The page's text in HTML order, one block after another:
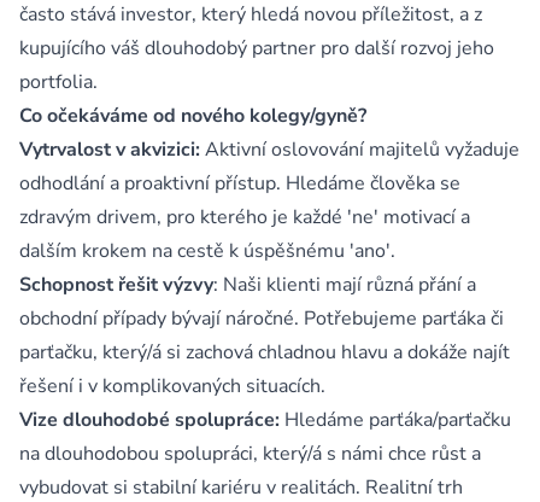
často stává investor, který hledá novou příležitost, a z
kupujícího váš dlouhodobý partner pro další rozvoj jeho
portfolia.
Co očekáváme od nového kolegy/gyně?
Vytrvalost v akvizici: Aktivní oslovování majitelů vyžaduje
odhodlání a proaktivní přístup. Hledáme člověka se
zdravým drivem, pro kterého je každé 'ne' motivací a
dalším krokem na cestě k úspěšnému 'ano'.
Schopnost řešit výzvy: Naši klienti mají různá přání a
obchodní případy bývají náročné. Potřebujeme parťáka či
parťačku, který/á si zachová chladnou hlavu a dokáže najít
řešení i v komplikovaných situacích.
Vize dlouhodobé spolupráce: Hledáme parťáka/parťačku
na dlouhodobou spolupráci, který/á s námi chce růst a
vybudovat si stabilní kariéru v realitách. Realitní trh